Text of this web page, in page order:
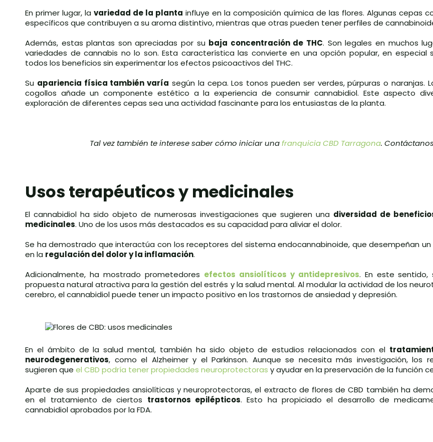
En primer lugar, lavariedad de la planta influye en la composición química de las flores. Algunas cepas
específicos que contribuyen a su aroma distintivo, mientras que otras pueden tener perfiles de
Además, estas plantas son apreciadas por su baja concentración de THC. Son legales en muchos
variedades de cannabis no lo son. Esta característica las convierte en una opción popular, en especial
todos los beneficios sin experimentar los efectos psicoactivos del THC.
Su apariencia física también varía según la cepa. Los tonos pueden ser verdes, púrpuras o naranjas.
cogollos añade un componente estético a la experiencia de consumir cannabidiol. Este aspecto
exploración de diferentes cepas sea una actividad fascinante para los entusiastas de la planta.
Tal vez también te interese saber cómo iniciar unafranquicia CBD Tarragona.
Usos terapéuticos y medicinales
El cannabidiol ha sido objeto de numerosas investigaciones que sugieren una diversidad de
medicinales. Uno de los usos más destacados es su capacidad para aliviar el dolor.
Se ha demostrado que interactúa con los receptores del sistema endocannabinoide, que desempeñan
en la regulación del dolor y la inflamación.
Adicionalmente, ha mostrado prometedores efectos ansiolíticos y antidepresivos. En este sentido,
propuesta natural atractiva para la gestión del estrés y la salud mental. Al modular la actividad de los
cerebro, el cannabidiol puede tener un impacto positivo en los trastornos de ansiedad y depresión.
En el ámbito de la salud mental, también ha sido objeto de estudios relacionados con el
neurodegenerativos, como el Alzheimer y el Parkinson. Aunque se necesita más investigación, los
sugieren que el CBD podría tener propiedades neuroprotectoras y ayudar en la preservación de la función
Aparte de sus propiedades ansiolíticas y neuroprotectoras, el extracto de flores de CBD también ha
en el tratamiento de ciertos trastornos epilépticos. Esto ha propiciado el desarrollo de
cannabidiol aprobados por la FDA.